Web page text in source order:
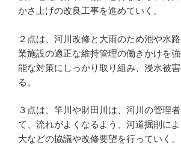
かさ上げの改良工事を進めていく。
２点は、河川改修と大雨のため池や水
業施設の適正な維持管理の働きかけを
能な対策にしっかり取り組み、浸水被
る。
３点は、竿川や財田川は、河川の管理
て、流れがよくなるよう、河道掘削に
大などの協議や改修要望を行っていく。